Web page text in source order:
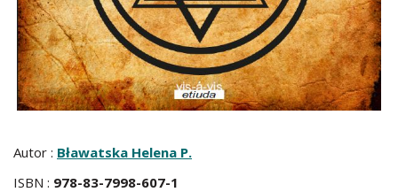
Autor : Bławatska Helena P.
ISBN : 978-83-7998-607-1